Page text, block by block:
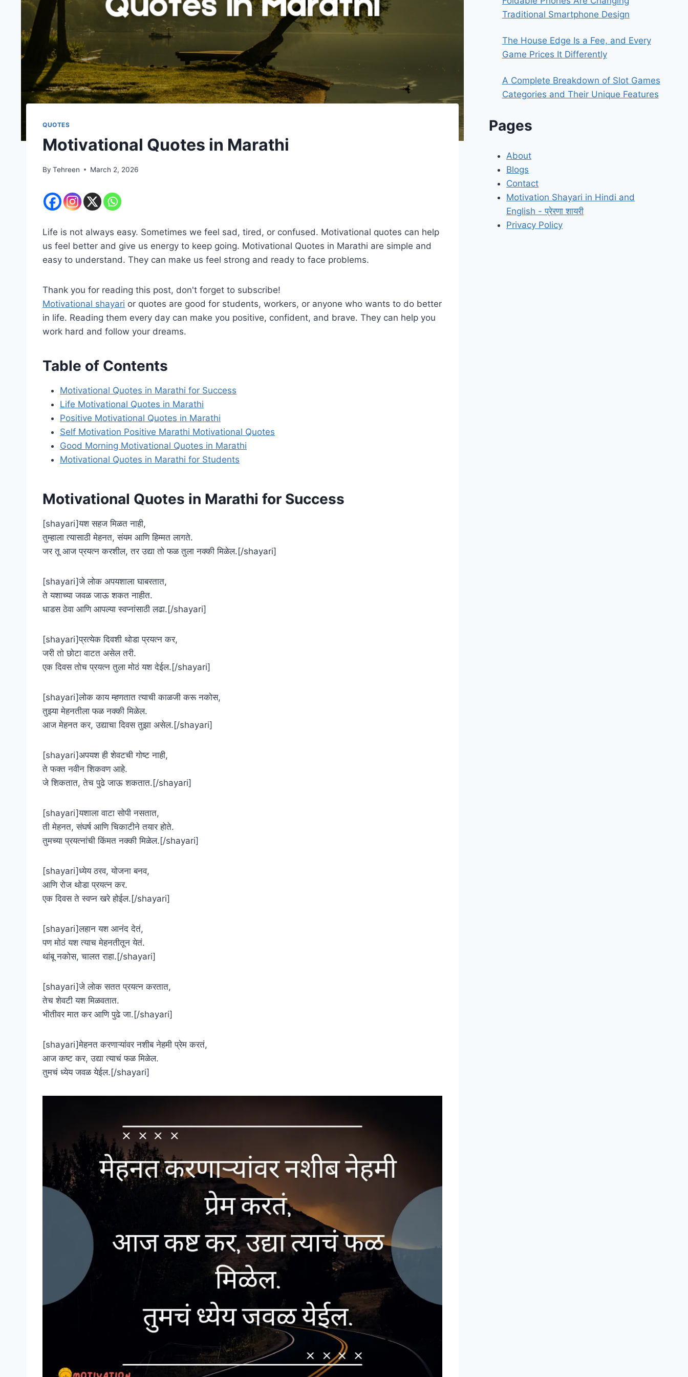
QUOTES
Motivational Quotes in Marathi
By Tehreen March 2, 2026
Life is not always easy. Sometimes we feel sad, tired, or confused. Motivational quotes can help
us feel better and give us energy to keep going. Motivational Quotes in Marathi are simple and
easy to understand. They can make us feel strong and ready to face problems.
Thank you for reading this post, don't forget to subscribe!
Motivational shayari or quotes are good for students, workers, or anyone who wants to do better
in life. Reading them every day can make you positive, confident, and brave. They can help you
work hard and follow your dreams.
Table of Contents
Motivational Quotes in Marathi for Success
Life Motivational Quotes in Marathi
Positive Motivational Quotes in Marathi
Self Motivation Positive Marathi Motivational Quotes
Good Morning Motivational Quotes in Marathi
Motivational Quotes in Marathi for Students
Motivational Quotes in Marathi for Success
[shayari]यश सहज मिळत नाही,
तुम्हाला त्यासाठी मेहनत, संयम आणि हिम्मत लागते.
जर तू आज प्रयत्न करशील, तर उद्या तो फळ तुला नक्की मिळेल.[/shayari]
[shayari]जे लोक अपयशाला घाबरतात,
ते यशाच्या जवळ जाऊ शकत नाहीत.
धाडस ठेवा आणि आपल्या स्वप्नांसाठी लढा.[/shayari]
[shayari]प्रत्येक दिवशी थोडा प्रयत्न कर,
जरी तो छोटा वाटत असेल तरी.
एक दिवस तोच प्रयत्न तुला मोठं यश देईल.[/shayari]
[shayari]लोक काय म्हणतात त्याची काळजी करू नकोस,
तुझ्या मेहनतीला फळ नक्की मिळेल.
आज मेहनत कर, उद्याचा दिवस तुझा असेल.[/shayari]
[shayari]अपयश ही शेवटची गोष्ट नाही,
ते फक्त नवीन शिकवण आहे.
जे शिकतात, तेच पुढे जाऊ शकतात.[/shayari]
[shayari]यशाला वाटा सोपी नसतात,
ती मेहनत, संघर्ष आणि चिकाटीने तयार होते.
तुमच्या प्रयत्नांची किंमत नक्की मिळेल.[/shayari]
[shayari]ध्येय ठरव, योजना बनव,
आणि रोज थोडा प्रयत्न कर.
एक दिवस ते स्वप्न खरे होईल.[/shayari]
[shayari]लहान यश आनंद देतं,
पण मोठं यश त्याच मेहनतीतून येतं.
थांबू नकोस, चालत राहा.[/shayari]
[shayari]जे लोक सतत प्रयत्न करतात,
तेच शेवटी यश मिळवतात.
भीतीवर मात कर आणि पुढे जा.[/shayari]
[shayari]मेहनत करणाऱ्यांवर नशीब नेहमी प्रेम करतं,
आज कष्ट कर, उद्या त्याचं फळ मिळेल.
तुमचं ध्येय जवळ येईल.[/shayari]
Traditional Smartphone Design
The House Edge Is a Fee, and Every
Game Prices It Differently
A Complete Breakdown of Slot Games
Categories and Their Unique Features
Pages
About
Blogs
Contact
Motivation Shayari in Hindi and
English - प्रेरणा शायरी
Privacy Policy